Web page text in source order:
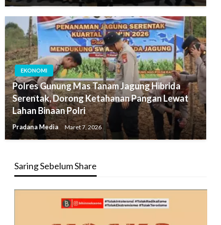
EKONOMI
Polres Gunung Mas Tanam Jagung Hibrida
Serentak, Dorong Ketahanan Pangan Lewat
Lahan Binaan Polri
Pradana Media Maret 7, 2026
Saring Sebelum Share